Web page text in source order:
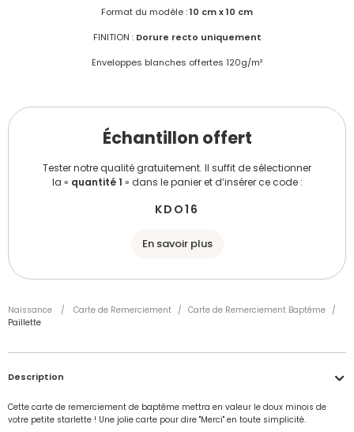
Format du modèle :10 cm x 10 cm
FINITION : Dorure recto uniquement
Enveloppes blanches offertes 120g/m²
Échantillon offert
Tester notre qualité gratuitement. Il suffit de sélectionner
la « quantité 1 » dans le panier et d’insérer ce code :
KDO16
En savoir plus
Naissance / Carte de Remerciement / Carte de Remerciement Baptême /
Paillette
Description
Cette carte de remerciement de baptême mettra en valeur le doux minois de
votre petite starlette ! Une jolie carte pour dire "Merci" en toute simplicité.